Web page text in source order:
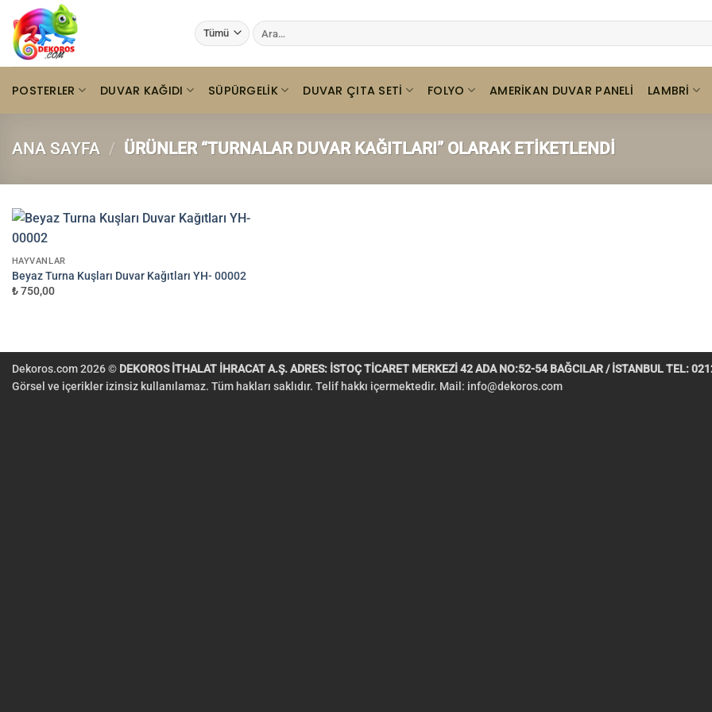
İçeriğe
atla
Ara:
POSTERLER DUVAR KAĞIDI SÜPÜRGELIK DUVAR ÇITA SETI FOLYO AMERIKAN DUVAR PANELI LAMBRI
ANA SAYFA / ÜRÜNLER “TURNALAR DUVAR KAĞITLARI” OLARAK ETIKETLENDI
HAYVANLAR
Beyaz Turna Kuşları Duvar Kağıtları YH- 00002
₺ 750,00
Dekoros.com 2026 © DEKOROS İTHALAT İHRACAT A.Ş. ADRES: İSTOÇ TİCARET MERKEZİ 42 ADA NO:52-54 BAĞCILAR / İSTANBUL TEL:
Görsel ve içerikler izinsiz kullanılamaz. Tüm hakları saklıdır. Telif hakkı içermektedir. Mail: info@dekoros.com